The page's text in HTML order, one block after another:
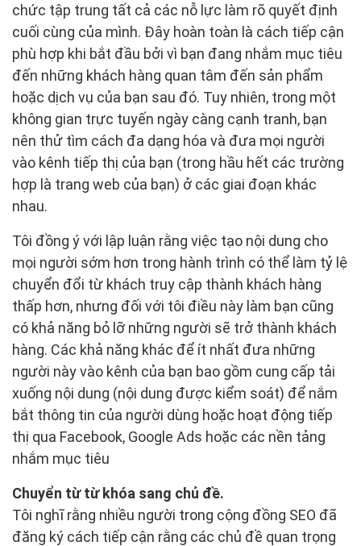
chức tập trung tất cả các nỗ lực làm rõ quyết định
cuối cùng của mình. Đây hoàn toàn là cách tiếp cận
phù hợp khi bắt đầu bởi vì bạn đang nhắm mục tiêu
đến những khách hàng quan tâm đến sản phẩm
hoặc dịch vụ của bạn sau đó. Tuy nhiên, trong một
không gian trực tuyến ngày càng cạnh tranh, bạn
nên thử tìm cách đa dạng hóa và đưa mọi người
vào kênh tiếp thị của bạn (trong hầu hết các trường
hợp là trang web của bạn) ở các giai đoạn khác
nhau.
Tôi đồng ý với lập luận rằng việc tạo nội dung cho
mọi người sớm hơn trong hành trình có thể làm tỷ lệ
chuyển đổi từ khách truy cập thành khách hàng
thấp hơn, nhưng đối với tôi điều này làm bạn cũng
có khả năng bỏ lỡ những người sẽ trở thành khách
hàng. Các khả năng khác để ít nhất đưa những
người này vào kênh của bạn bao gồm cung cấp tải
xuống nội dung (nội dung được kiểm soát) để nắm
bắt thông tin của người dùng hoặc hoạt động tiếp
thị qua Facebook, Google Ads hoặc các nền tảng
nhắm mục tiêu
Chuyển từ từ khóa sang chủ đề.
Tôi nghĩ rằng nhiều người trong cộng đồng SEO đã
đăng ký cách tiếp cận rằng các chủ đề quan trọng